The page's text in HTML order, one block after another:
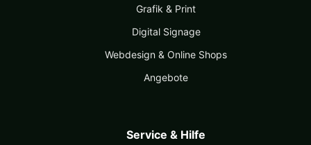
Grafik & Print
Digital Signage
Webdesign & Online Shops
Angebote
Service & Hilfe